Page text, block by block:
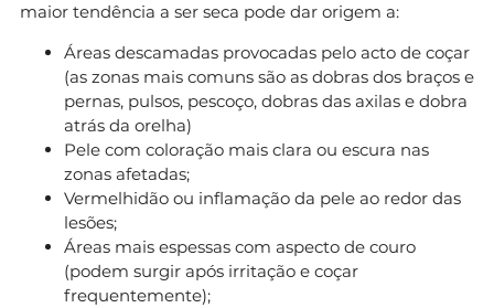
maior tendência a ser seca pode dar origem a:
Áreas descamadas provocadas pelo acto de coçar
(as zonas mais comuns são as dobras dos braços e
pernas, pulsos, pescoço, dobras das axilas e dobra
atrás da orelha)
Pele com coloração mais clara ou escura nas
zonas afetadas;
Vermelhidão ou inflamação da pele ao redor das
lesões;
Áreas mais espessas com aspecto de couro
(podem surgir após irritação e coçar
frequentemente);